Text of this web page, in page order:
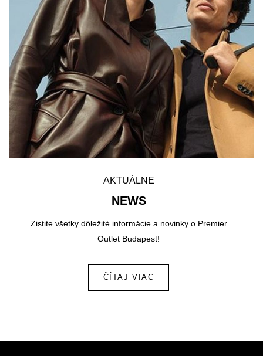
AKTUÁLNE
NEWS
Zistite všetky dôležité informácie a novinky o Premier
Outlet Budapest!
ČÍTAJ VIAC